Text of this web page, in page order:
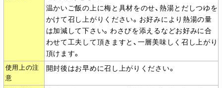
温かいご飯の上に梅と具材をのせ、熱湯とだしつゆを
かけて召し上がりください。お好みにより熱湯の量
は加減して下さい。わさびを添えるなどお好みに合
わせて工夫して頂きますと、一層美味しく召し上がり
頂けます。
使用上の注
意
開封後はお早めに召し上がりください。